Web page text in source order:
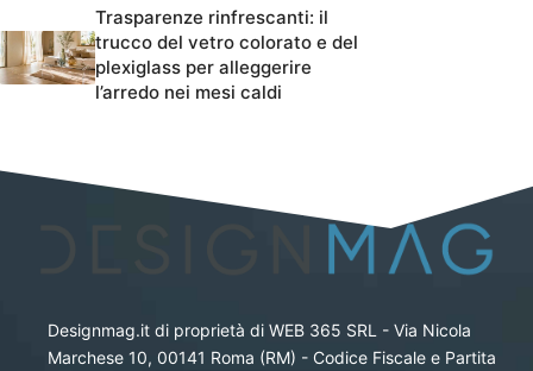
Trasparenze rinfrescanti: il
trucco del vetro colorato e del
plexiglass per alleggerire
l’arredo nei mesi caldi
Designmag.it di proprietà di WEB 365 SRL - Via Nicola
Marchese 10, 00141 Roma (RM) - Codice Fiscale e Partita